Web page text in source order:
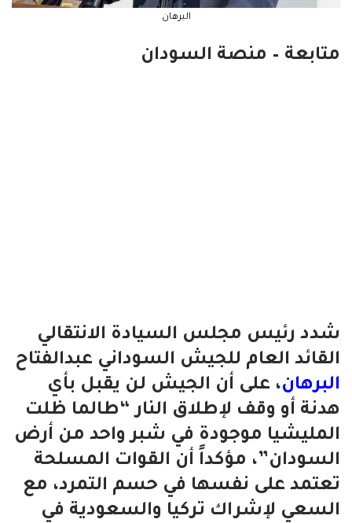
البرهان
متابعة – منصة السودان
شدد رئيس مجلس السيادة الانتقالي
القائد العام للجيش السوداني عبدالفتاح
البرهان، على أن الجيش لن يقبل بأي
هدنة أو وقف لإطلاق النار “طالما ظلت
المليشيا موجودة في شبر واحد من أرض
السودان”، مؤكداً أن القوات المسلحة
تعتمد على نفسها في حسم التمرد، مع
السعي لإشراك تركيا والسعودية في